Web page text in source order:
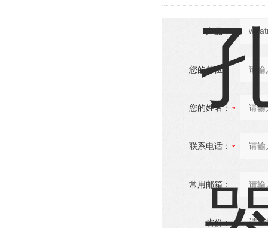
产品：
您的单位：
您的姓名：
联系电话：
常用邮箱：
省份：